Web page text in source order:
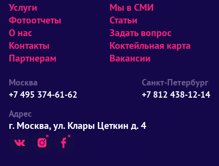
Услуги
Фотоотчеты
О нас
Контакты
Партнерам
Мы в СМИ
Статьи
Задать вопрос
Коктейльная карта
Вакансии
Москва
+7 495 374-61-62
Санкт-Петербург
+7 812 438-12-14
Адрес
г. Москва, ул. Клары Цеткин д. 4